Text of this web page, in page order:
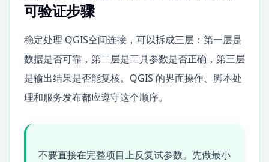
可验证步骤
稳定处理 QGIS空间连接，可以拆成三层：第一层是
数据是否可靠，第二层是工具参数是否正确，第三层
是输出结果是否能复核。QGIS 的界面操作、脚本处
理和服务发布都应遵守这个顺序。
不要直接在完整项目上反复试参数。先做最小